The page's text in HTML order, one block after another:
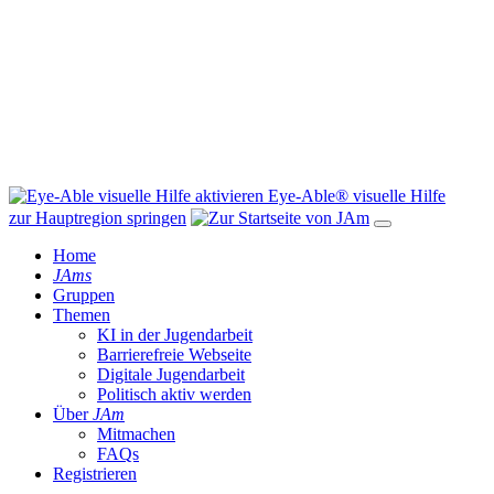
Eye-Able® visuelle Hilfe
zur Hauptregion springen
Home
JAms
Gruppen
Themen
KI in der Jugendarbeit
Barrierefreie Webseite
Digitale Jugendarbeit
Politisch aktiv werden
ÜberJAm
Mitmachen
FAQs
Registrieren